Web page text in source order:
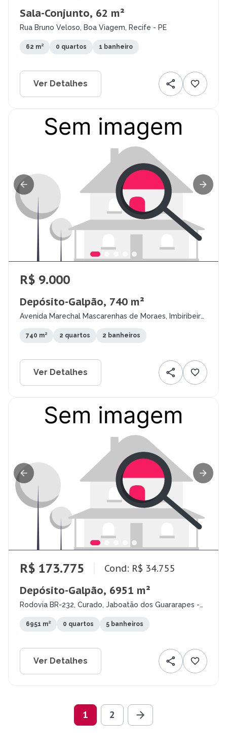
Sala-Conjunto, 62 m²
Rua Bruno Veloso, Boa Viagem, Recife - PE
62 m² 0 quartos 1 banheiro
Ver Detalhes
R$ 9.000
Depósito-Galpão, 740 m²
Avenida Marechal Mascarenhas de Moraes, Imbiribeira,
740 m² 2 quartos 2 banheiros
Ver Detalhes
R$ 173.775 Cond: R$ 34.755
Depósito-Galpão, 6951 m²
Rodovia BR-232, Curado, Jaboatão dos Guararapes -
6951 m² 0 quartos 5 banheiros
Ver Detalhes
1 2